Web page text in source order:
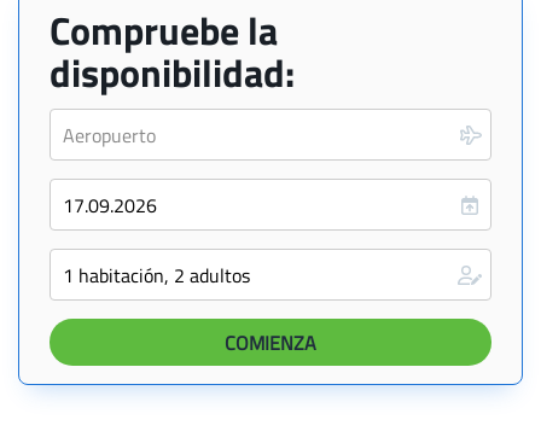
Compruebe la
disponibilidad: